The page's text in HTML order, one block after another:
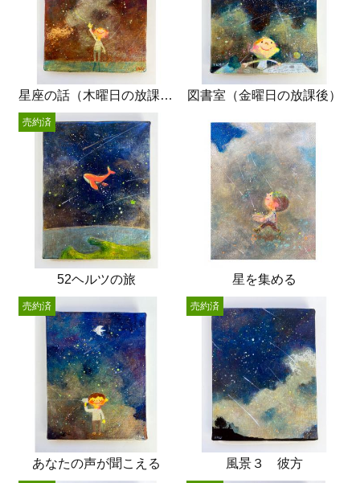
星座の話（木曜日の放課後） 図書室（金曜日の放課後）
52ヘルツの旅
売約済
星を集める
あなたの声が聞こえる
売約済
風景３ 彼方
売約済